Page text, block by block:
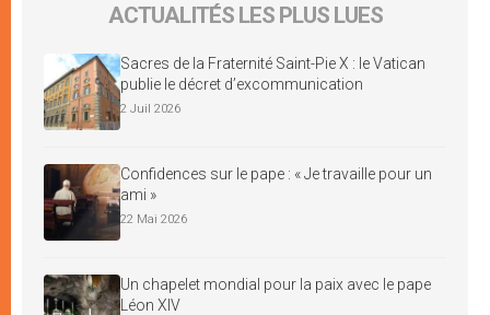
ACTUALITÉS LES PLUS LUES
Sacres de la Fraternité Saint-Pie X : le Vatican
publie le décret d’excommunication
2 Juil 2026
Confidences sur le pape : « Je travaille pour un
ami »
22 Mai 2026
Un chapelet mondial pour la paix avec le pape
Léon XIV